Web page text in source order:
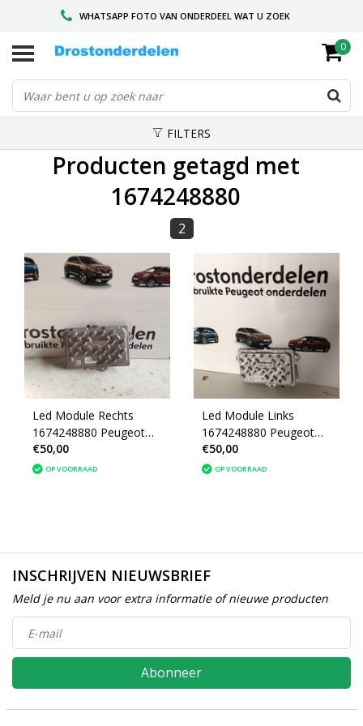
WHATSAPP FOTO VAN ONDERDEEL WAT U ZOEK
VOOR 16.00 BESTELD, VANDAAG VERZONDEN
GESPECIALISEERD PEUGEOT
0
FILTERS
Producten getagd met
1674248880
2
Led Module Rechts
1674248880 Peugeot
2008 II P24E
(L90125449)
€50,00
OP VOORRAAD
Led Module Links
1674248880 Peugeot
2008 II P24E
(L90125449)
€50,00
OP VOORRAAD
INSCHRIJVEN NIEUWSBRIEF
Meld je nu aan voor extra informatie of nieuwe producten
Abonneer